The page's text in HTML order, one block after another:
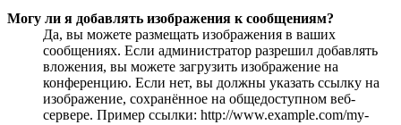
Могу ли я добавлять изображения к сообщениям?
Да, вы можете размещать изображения в ваших
сообщениях. Если администратор разрешил добавлять
вложения, вы можете загрузить изображение на
конференцию. Если нет, вы должны указать ссылку на
изображение, сохранённое на общедоступном веб-
сервере. Пример ссылки: http://www.example.com/my-